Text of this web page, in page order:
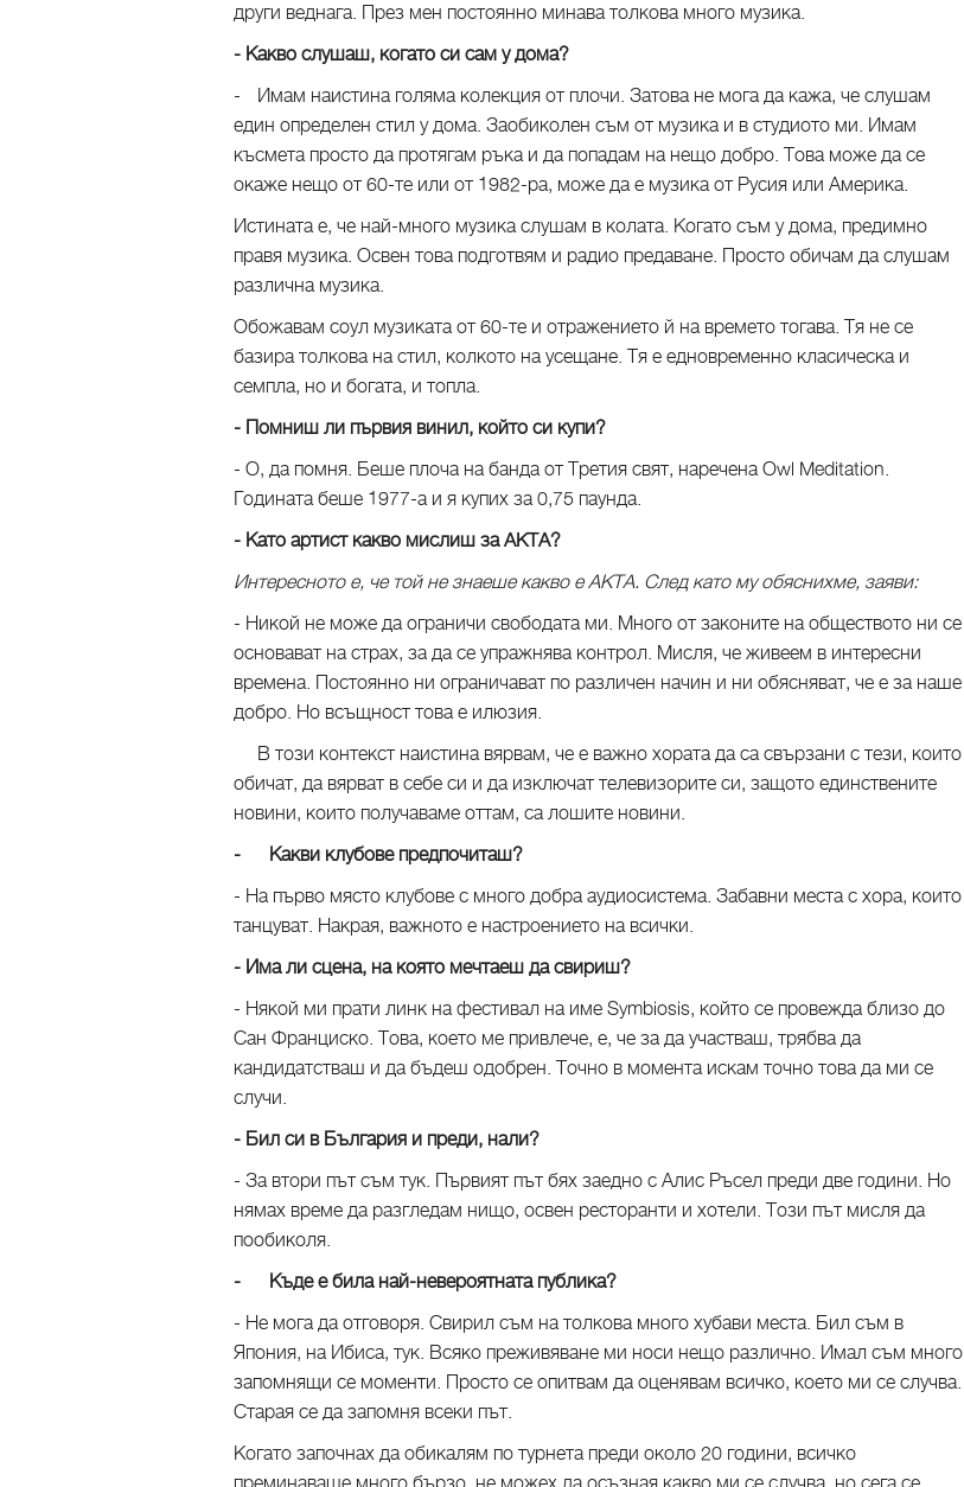
други веднага. През мен постоянно минава толкова много музика.
- Какво слушаш, когато си сам у дома?
- Имам наистина голяма колекция от плочи. Затова не мога да кажа, че слушам
един определен стил у дома. Заобиколен съм от музика и в студиото ми. Имам
късмета просто да протягам ръка и да попадам на нещо добро. Това може да се
окаже нещо от 60-те или от 1982-ра, може да е музика от Русия или Америка.
Истината е, че най-много музика слушам в колата. Когато съм у дома, предимно
правя музика. Освен това подготвям и радио предаване. Просто обичам да слушам
различна музика.
Обожавам соул музиката от 60-те и отражението й на времето тогава. Тя не се
базира толкова на стил, колкото на усещане. Тя е едновременно класическа и
семпла, но и богата, и топла.
- Помниш ли първия винил, който си купи?
- О, да помня. Беше плоча на банда от Третия свят, наречена Owl Meditation.
Годината беше 1977-а и я купих за 0,75 паунда.
- Като артист какво мислиш за AKTA?
Интересното е, че той не знаеше какво е АКТА. След като му обяснихме, заяви:
- Никой не може да ограничи свободата ми. Много от законите на обществото ни се
основават на страх, за да се упражнява контрол. Мисля, че живеем в интересни
времена. Постоянно ни ограничават по различен начин и ни обясняват, че е за наше
добро. Но всъщност това е илюзия.
В този контекст наистина вярвам, че е важно хората да са свързани с тези, които
обичат, да вярват в себе си и да изключат телевизорите си, защото единствените
новини, които получаваме оттам, са лошите новини.
- Какви клубове предпочиташ?
- На първо място клубове с много добра аудиосистема. Забавни места с хора, които
танцуват. Накрая, важното е настроението на всички.
- Има ли сцена, на която мечтаеш да свириш?
- Някой ми прати линк на фестивал на име Symbiosis, който се провежда близо до
Сан Франциско. Това, което ме привлече, е, че за да участваш, трябва да
кандидатстваш и да бъдеш одобрен. Точно в момента искам точно това да ми се
случи.
- Бил си в България и преди, нали?
- За втори път съм тук. Първият път бях заедно с Алис Ръсел преди две години. Но
нямах време да разгледам нищо, освен ресторанти и хотели. Този път мисля да
пообиколя.
- Къде е била най-невероятната публика?
- Не мога да отговоря. Свирил съм на толкова много хубави места. Бил съм в
Япония, на Ибиса, тук. Всяко преживяване ми носи нещо различно. Имал съм много
запомнящи се моменти. Просто се опитвам да оценявам всичко, което ми се случва.
Старая се да запомня всеки път.
Когато започнах да обикалям по турнета преди около 20 години, всичко